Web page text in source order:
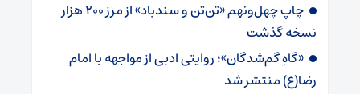
چاپ چهل‌ونهم «تن‌تن و سندباد» از مرز ۲۰۰ هزار
نسخه گذشت
«گاهِ گم‌شدگان»؛ روایتی ادبی از مواجهه با امام
رضا(ع) منتشر شد